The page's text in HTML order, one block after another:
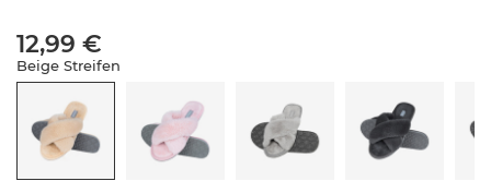
12,99 €
Beige Streifen